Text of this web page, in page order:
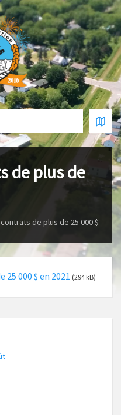
de plus de
de plus de 25 000 $
25 000 $ en 2021 (294 kB)